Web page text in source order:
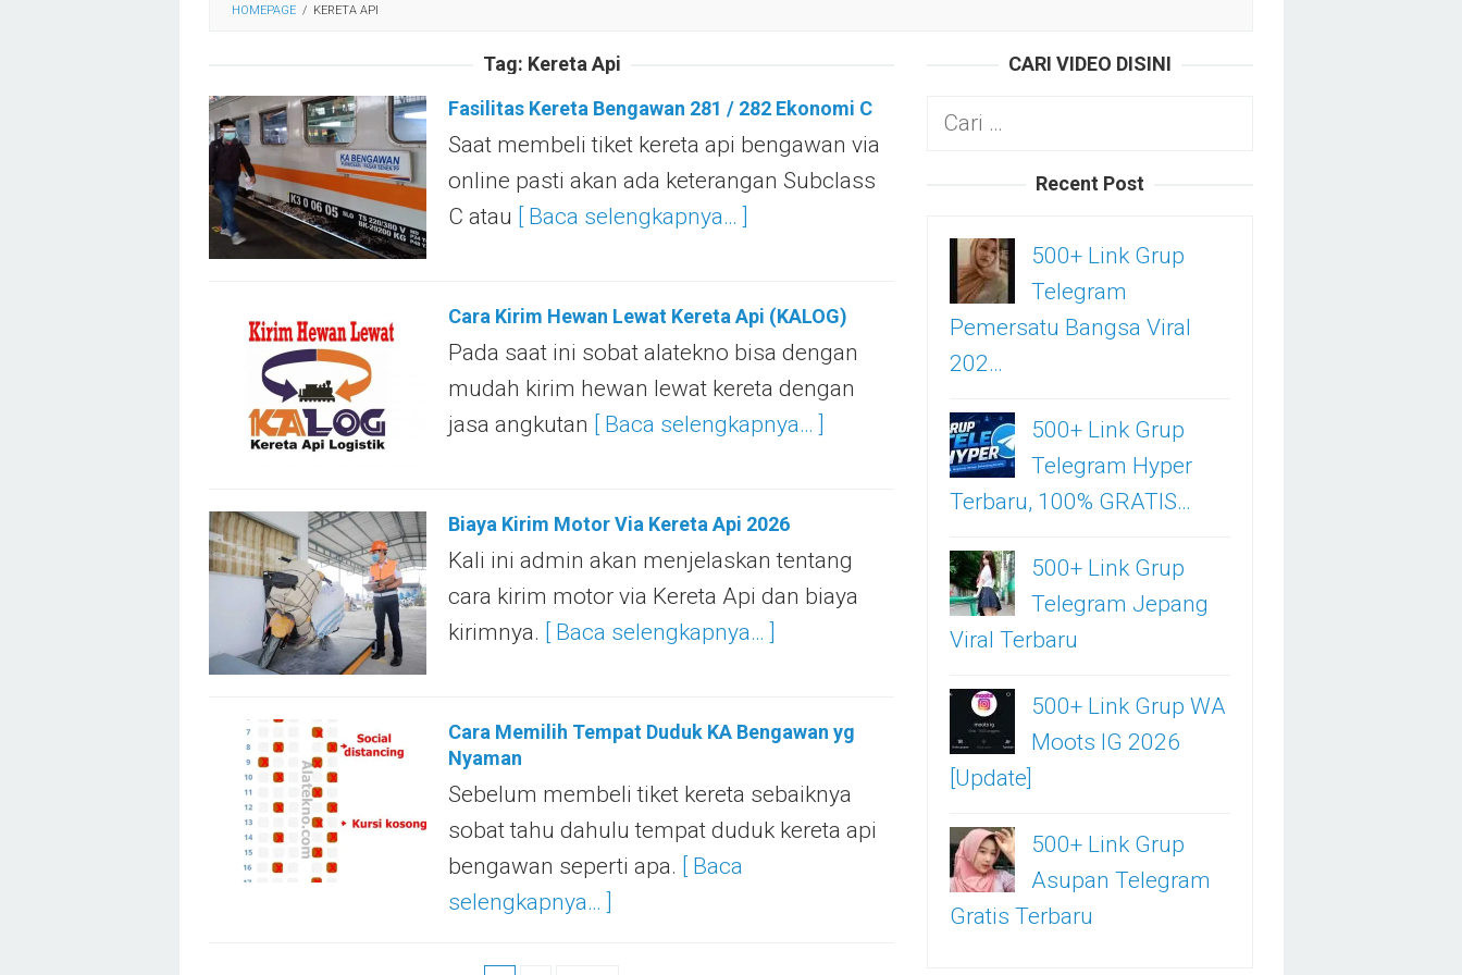
HOMEPAGE / KERETA API
Tag: Kereta Api
Fasilitas Kereta Bengawan 281 / 282 Ekonomi C
Saat membeli tiket kereta api bengawan via
online pasti akan ada keterangan Subclass
C atau [ Baca selengkapnya… ]
Cara Kirim Hewan Lewat Kereta Api (KALOG)
Pada saat ini sobat alatekno bisa dengan
mudah kirim hewan lewat kereta dengan
jasa angkutan [ Baca selengkapnya… ]
Biaya Kirim Motor Via Kereta Api 2026
Kali ini admin akan menjelaskan tentang
cara kirim motor via Kereta Api dan biaya
kirimnya. [ Baca selengkapnya… ]
Cara Memilih Tempat Duduk KA Bengawan yg
Nyaman
Sebelum membeli tiket kereta sebaiknya
sobat tahu dahulu tempat duduk kereta api
bengawan seperti apa. [ Baca
selengkapnya… ]
CARI VIDEO DISINI
Cari
Recent Post
500+ Link Grup
Telegram
Pemersatu Bangsa Viral
202…
500+ Link Grup
Telegram Hyper
Terbaru, 100% GRATIS…
500+ Link Grup
Telegram Jepang
Viral Terbaru
500+ Link Grup WA
Moots IG 2026
[Update]
500+ Link Grup
Asupan Telegram
Gratis Terbaru